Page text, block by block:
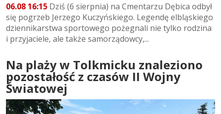
06.08 16:15 Dziś (6 sierpnia) na Cmentarzu Dębica odbył
się pogrzeb Jerzego Kuczyńskiego. Legendę elbląskiego
dziennikarstwa sportowego pożegnali nie tylko rodzina
i przyjaciele, ale także samorządowcy,...
Na plaży w Tolkmicku znaleziono
pozostałość z czasów II Wojny
Światowej